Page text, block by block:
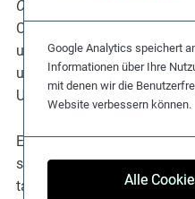
Google Analytics speichert
Informationen über Ihre
mit denen wir die
Website verbessern können.
Alle
Corporate Sustainability
CSDDD) angekündigt, die
und 2027 in Kraft treten
umweltbezogene
Unternehmen vorschreibt.
Einige dieser Gesetze
sie Sorgfaltsprozesse zur
tatsächlicher nachteiliger